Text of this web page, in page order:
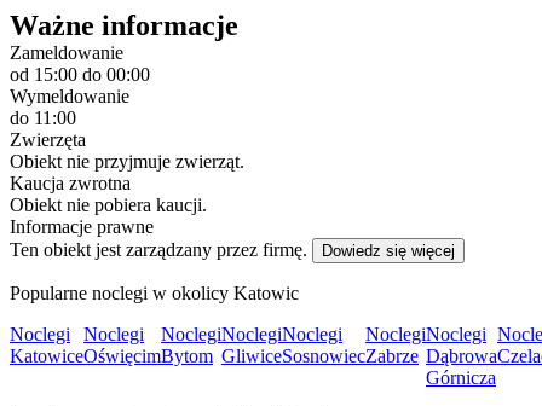
Ważne informacje
Zameldowanie
od 15:00 do 00:00
Wymeldowanie
do 11:00
Zwierzęta
Obiekt nie przyjmuje zwierząt.
Kaucja zwrotna
Obiekt nie pobiera kaucji.
Informacje prawne
Ten obiekt jest zarządzany przez firmę.
Dowiedz się więcej
Popularne noclegi w okolicy Katowic
Noclegi
Katowice
Noclegi
Oświęcim
Noclegi
Bytom
Noclegi
Gliwice
Noclegi
Sosnowiec
Noclegi
Zabrze
Noclegi
Dąbrowa
Górnicza